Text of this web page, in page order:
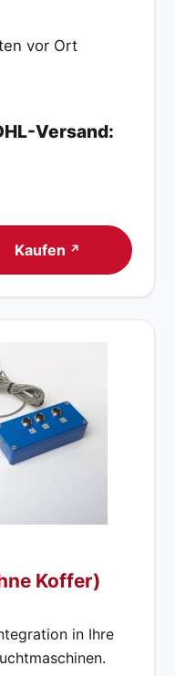
vor Ort
Versand:
Kaufen ↗
Koffer)
in Ihre